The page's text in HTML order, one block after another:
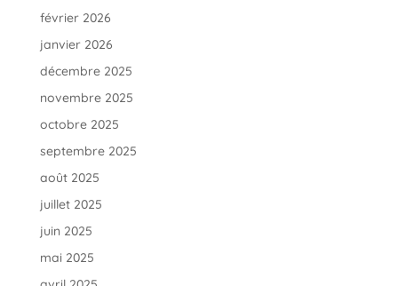
février 2026
janvier 2026
décembre 2025
novembre 2025
octobre 2025
septembre 2025
août 2025
juillet 2025
juin 2025
mai 2025